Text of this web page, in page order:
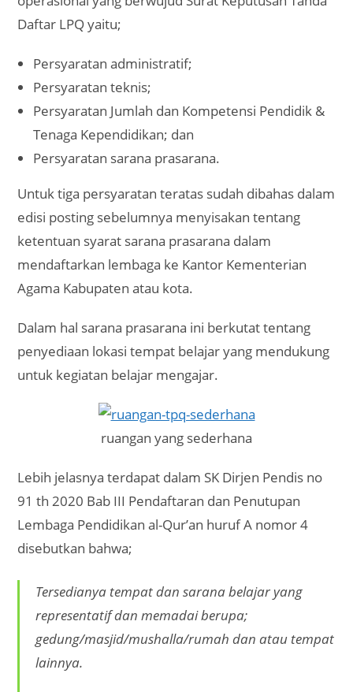
Daftar LPQ yaitu;
Persyaratan administratif;
Persyaratan teknis;
Persyaratan Jumlah dan Kompetensi Pendidik &
Tenaga Kependidikan; dan
Persyaratan sarana prasarana.
Untuk tiga persyaratan teratas sudah dibahas dalam
edisi posting sebelumnya menyisakan tentang
ketentuan syarat sarana prasarana dalam
mendaftarkan lembaga ke Kantor Kementerian
Agama Kabupaten atau kota.
Dalam hal sarana prasarana ini berkutat tentang
penyediaan lokasi tempat belajar yang mendukung
untuk kegiatan belajar mengajar.
ruangan yang sederhana
Lebih jelasnya terdapat dalam SK Dirjen Pendis no
91 th 2020 Bab III Pendaftaran dan Penutupan
Lembaga Pendidikan al-Qur’an huruf A nomor 4
disebutkan bahwa;
Tersedianya tempat dan sarana belajar yang
representatif dan memadai berupa;
gedung/masjid/mushalla/rumah dan atau tempat
lainnya.